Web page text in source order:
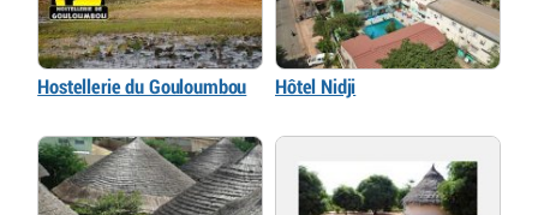
Hostellerie du Gouloumbou Hôtel Nidji